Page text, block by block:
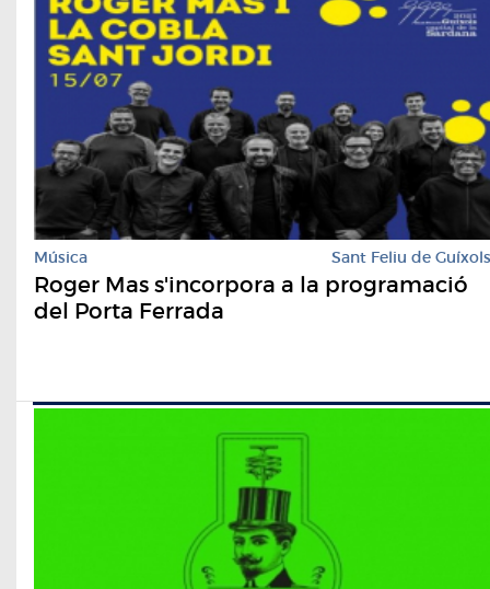
Música Sant Feliu de Guíxols
Roger Mas s'incorpora a la programació
del Porta Ferrada